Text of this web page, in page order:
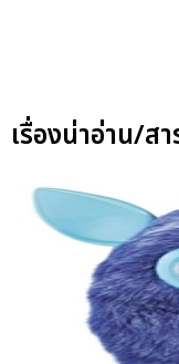
เรื่องน่าอ่าน/สา